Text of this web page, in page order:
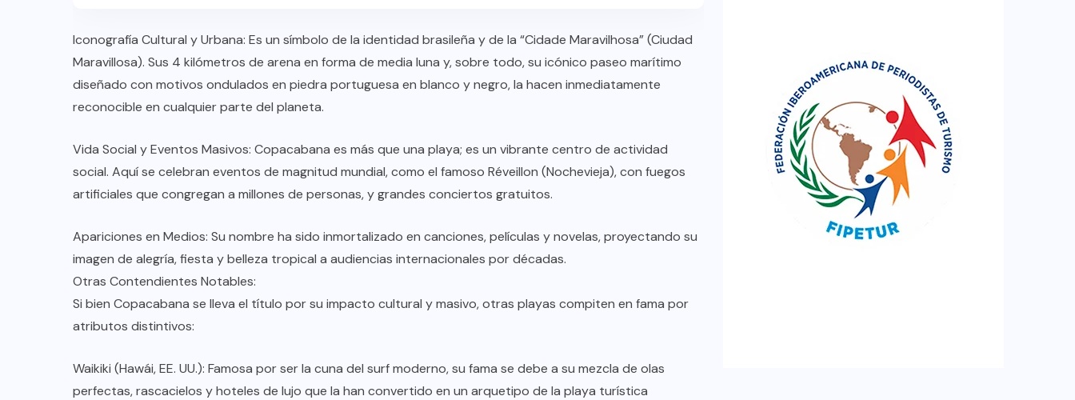
Iconografía Cultural y Urbana: Es un símbolo de la identidad brasileña y de la “Cidade Maravilhosa” (Ciudad
Maravillosa). Sus 4 kilómetros de arena en forma de media luna y, sobre todo, su icónico paseo marítimo
diseñado con motivos ondulados en piedra portuguesa en blanco y negro, la hacen inmediatamente
reconocible en cualquier parte del planeta.
Vida Social y Eventos Masivos: Copacabana es más que una playa; es un vibrante centro de actividad
social. Aquí se celebran eventos de magnitud mundial, como el famoso Réveillon (Nochevieja), con fuegos
artificiales que congregan a millones de personas, y grandes conciertos gratuitos.
Apariciones en Medios: Su nombre ha sido inmortalizado en canciones, películas y novelas, proyectando su
imagen de alegría, fiesta y belleza tropical a audiencias internacionales por décadas.
Otras Contendientes Notables:
Si bien Copacabana se lleva el título por su impacto cultural y masivo, otras playas compiten en fama por
atributos distintivos:
Waikiki (Hawái, EE. UU.): Famosa por ser la cuna del surf moderno, su fama se debe a su mezcla de olas
perfectas, rascacielos y hoteles de lujo que la han convertido en un arquetipo de la playa turística